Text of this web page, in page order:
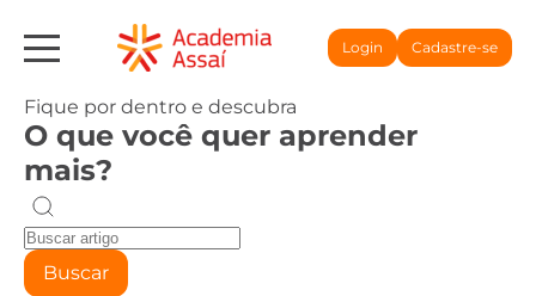
Login Cadastre-se
Fique por dentro e descubra
O que você quer aprender
mais?
Buscar